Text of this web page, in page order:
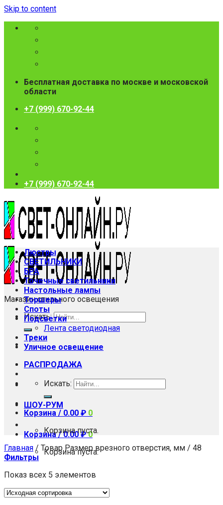
Skip to content
Бесплатная доставка по москве и московской
области
+7 (999) 670-92-44
+7 (999) 670-92-44
Магазин стильного освещения
Искать:
РАСПРОДАЖА
ШОУ-РУМ
Корзина /0.00₽ 0
Корзина пуста.
Люстры
СВЕТИЛЬНИКИ
БРА
Точечные светильники
Настольные лампы
Торшеры
Споты
Подсветки
Лента светодиодная
Треки
Уличное освещение
Искать:
Корзина / 0.00 ₽ 0
Корзина пуста.
Главная / Товар Размер врезного отверстия, мм / 48
Фильтры
Показ всех 5 элементов